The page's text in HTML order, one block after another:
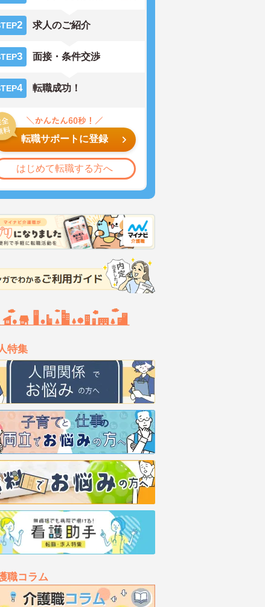
2 求人のご紹介
3 面接・条件交渉
4 転職成功！
転職サポートに登録
はじめて転職する方へ
特集
職コラム